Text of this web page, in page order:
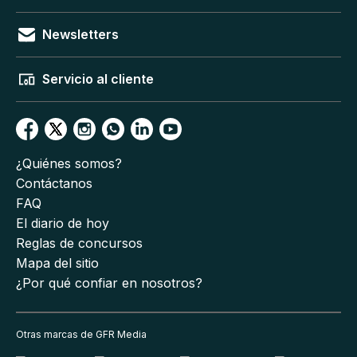
Newsletters
Servicio al cliente
¿Quiénes somos?
Contáctanos
FAQ
El diario de hoy
Reglas de concursos
Mapa del sitio
¿Por qué confiar en nosotros?
Otras marcas de GFR Media